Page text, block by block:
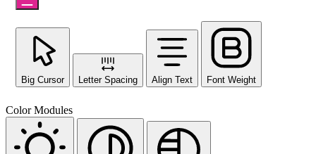
Big Cursor Letter Spacing Align Text Font Weight
Color Modules